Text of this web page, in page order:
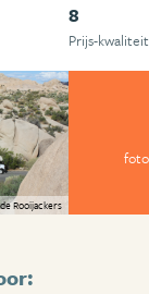
8
Prijs-kwaliteit
Rooijackers